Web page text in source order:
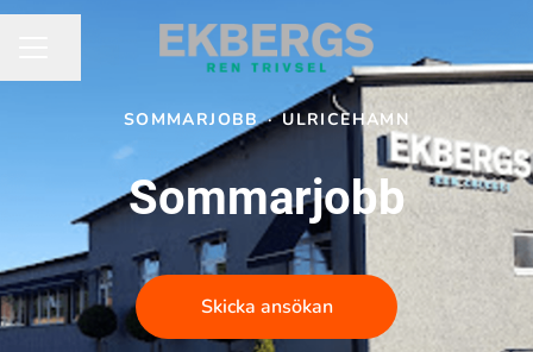
SOMMARJOBB · ULRICEHAMN
Sommarjobb
Skicka ansökan